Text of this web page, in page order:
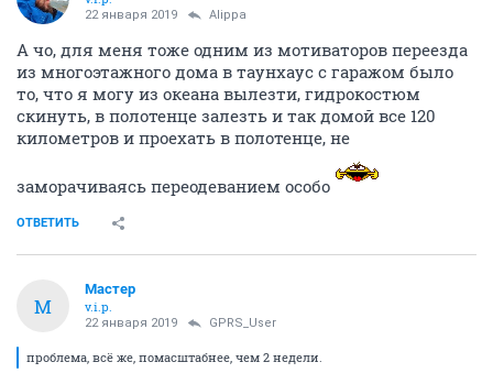
22 января 2019 Alippa
А чо, для меня тоже одним из мотиваторов переезда
из многоэтажного дома в таунхаус с гаражом было
то, что я могу из океана вылезти, гидрокостюм
скинуть, в полотенце залезть и так домой все 120
километров и проехать в полотенце, не
заморачиваясь переодеванием особо
ОТВЕТИТЬ
М
Мастер
v.i.p.
22 января 2019 GPRS_User
проблема, всё же, помасштабнее, чем 2 недели.